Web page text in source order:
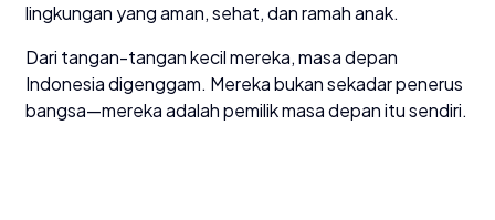
lingkungan yang aman, sehat, dan ramah anak.
Dari tangan-tangan kecil mereka, masa depan
Indonesia digenggam. Mereka bukan sekadar penerus
bangsa—mereka adalah pemilik masa depan itu sendiri.